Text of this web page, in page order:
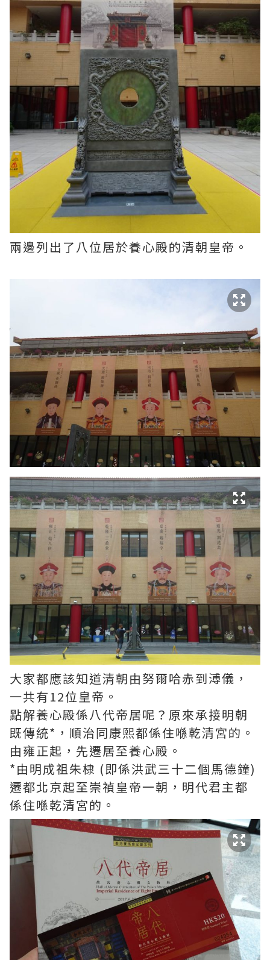
兩邊列出了八位居於養心殿的清朝皇帝。
大家都應該知道清朝由努爾哈赤到溥儀，
一共有12位皇帝。
點解養心殿係八代帝居呢？原來承接明朝
既傳統*，順治同康熙都係住喺乾清宮的。
由雍正起，先遷居至養心殿。
*由明成祖朱棣 (即係洪武三十二個馬德鐘)
遷都北京起至崇禎皇帝一朝，明代君主都
係住喺乾清宮的。